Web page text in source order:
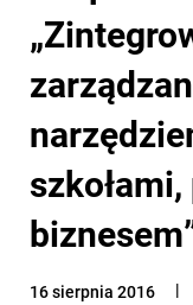
16 sierpnia 2016